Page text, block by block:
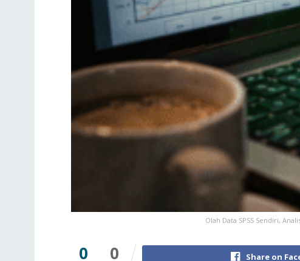
Olah Data SPSS Sendiri,
0 0 Share on